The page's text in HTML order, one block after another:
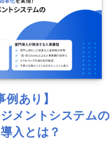
例あり】
メントシステムの
入とは？